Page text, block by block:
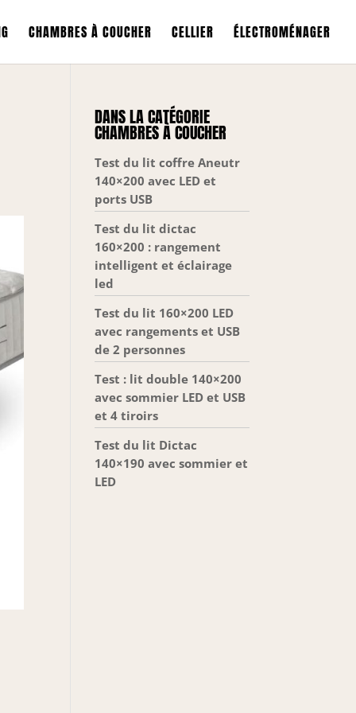
CHAMBRES À COUCHER CELLIER ÉLECTROMÉNAGER
DANS LA CATÉGORIE
CHAMBRES À COUCHER
Test du lit coffre Aneutr
140×200 avec LED et
ports USB
Test du lit dictac
160×200 : rangement
intelligent et éclairage
led
Test du lit 160×200 LED
avec rangements et USB
de 2 personnes
Test : lit double 140×200
avec sommier LED et USB
et 4 tiroirs
Test du lit Dictac
140×190 avec sommier et
LED